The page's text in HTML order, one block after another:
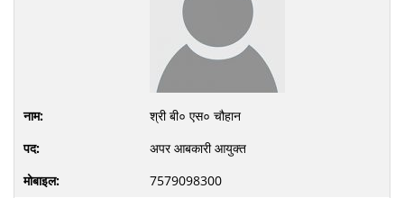
श्री बी० एस० चौहान
अपर आबकारी आयुक्त
7579098300